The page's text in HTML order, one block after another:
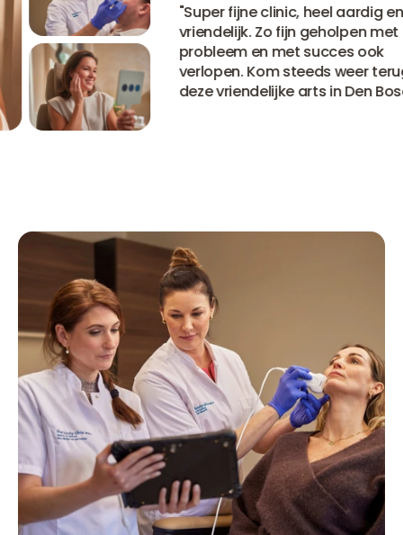
Super fijne clinic, heel aardig en
vriendelijk. Zo fijn geholpen met
probleem en met succes ook
verlopen. Kom steeds weer terug
deze vriendelijke arts in Den Bosch."